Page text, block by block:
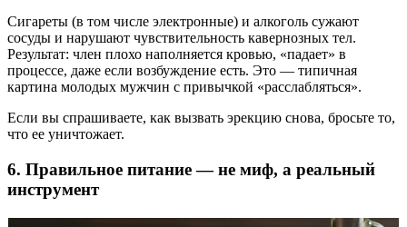
Сигареты (в том числе электронные) и алкоголь сужают
сосуды и нарушают чувствительность кавернозных тел.
Результат: член плохо наполняется кровью, «падает» в
процессе, даже если возбуждение есть. Это — типичная
картина молодых мужчин с привычкой «расслабляться».
Если вы спрашиваете, как вызвать эрекцию снова, бросьте то,
что ее уничтожает.
6. Правильное питание — не миф, а реальный
инструмент